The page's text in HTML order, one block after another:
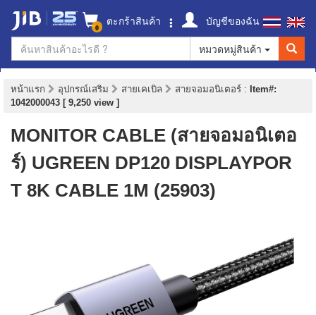
0 ตะกร้าสินค้า
บัญชีของฉัน
หมวดหมู่สินค้า
หน้าแรก อุปกรณ์เสริม สายเคเบิล สายจอมอนิเตอร์ : Item#:
1042000043 [ 9,250 view ]
MONITOR CABLE (สายจอมอนิเตอ
ร์) UGREEN DP120 DISPLAYPOR
T 8K CABLE 1M (25903)